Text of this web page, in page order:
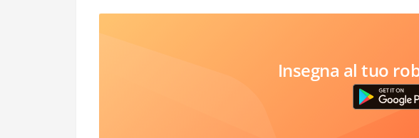
Insegna al tuo